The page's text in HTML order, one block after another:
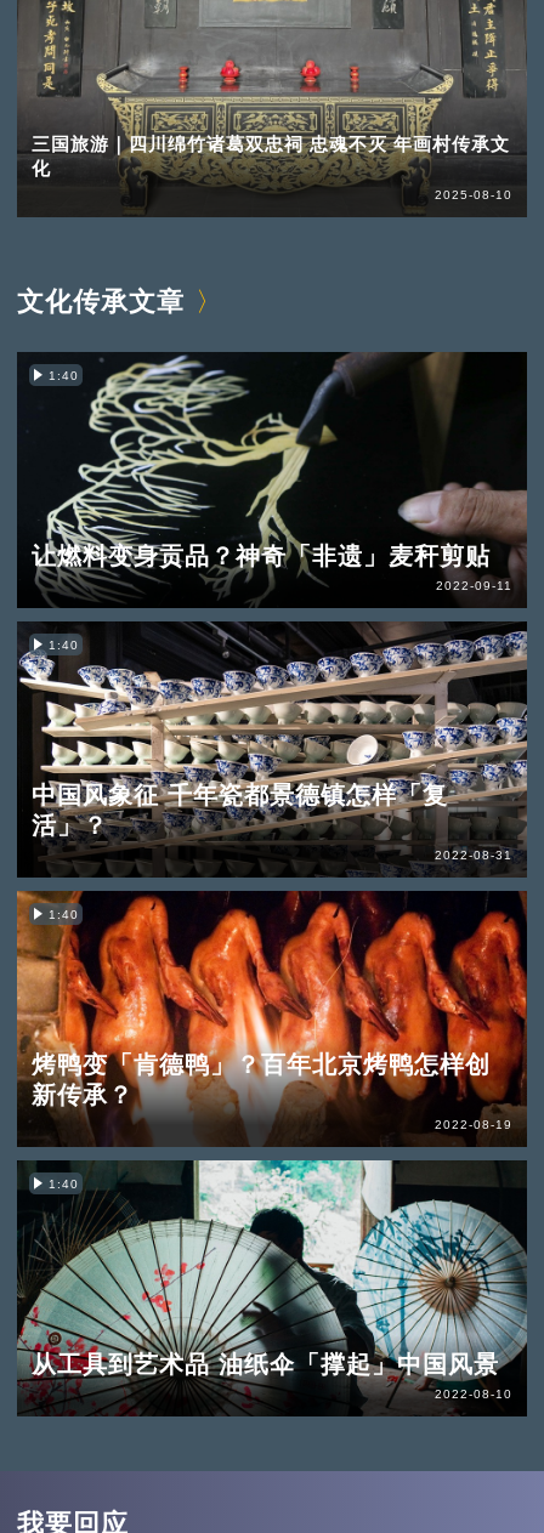
三国旅游｜四川绵竹诸葛双忠祠 忠魂不灭 年画村传承文
化
2025-08-10
文化传承文章
1:40
让燃料变身贡品？神奇「非遗」麦秆剪贴
2022-09-11
1:40
中国风象征 千年瓷都景德镇怎样「复
活」？
2022-08-31
1:40
烤鸭变「肯德鸭」？百年北京烤鸭怎样创
新传承？
2022-08-19
1:40
从工具到艺术品 油纸伞「撑起」中国风景
2022-08-10
我要回应